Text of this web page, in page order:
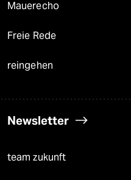
Mauerecho
Freie Rede
reingehen
Newsletter
team zukunft